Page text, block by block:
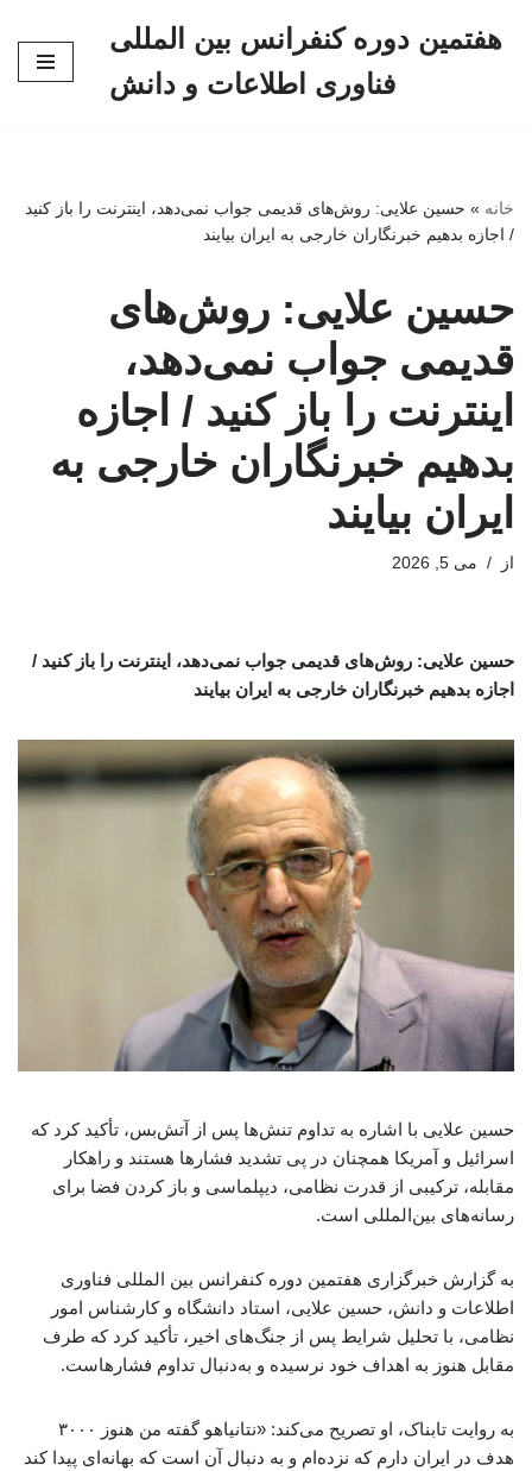
هفتمین دوره کنفرانس بین المللی
فناوری اطلاعات و دانش
خانه » حسین علایی: روش‌های قدیمی جواب نمی‌دهد، اینترنت را باز کنید
/ اجازه بدهیم خبرنگاران خارجی به ایران بیایند
حسین علایی: روش‌های
قدیمی جواب نمی‌دهد،
اینترنت را باز کنید / اجازه
بدهیم خبرنگاران خارجی به
ایران بیایند
از می 5, 2026
حسین علایی: روش‌های قدیمی جواب نمی‌دهد، اینترنت را باز کنید /
اجازه بدهیم خبرنگاران خارجی به ایران بیایند
حسین علایی با اشاره به تداوم تنش‌ها پس از آتش‌بس، تأکید کرد که
اسرائیل و آمریکا همچنان در پی تشدید فشارها هستند و راهکار
مقابله، ترکیبی از قدرت نظامی، دیپلماسی و باز کردن فضا برای
رسانه‌های بین‌المللی است.
به گزارش خبرگزاری هفتمین دوره کنفرانس بین المللی فناوری
اطلاعات و دانش، حسین علایی، استاد دانشگاه و کارشناس امور
نظامی، با تحلیل شرایط پس از جنگ‌های اخیر، تأکید کرد که طرف
مقابل هنوز به اهداف خود نرسیده و به‌دنبال تداوم فشارهاست.
به روایت تابناک، او تصریح می‌کند: «نتانیاهو گفته من هنوز ۳۰۰۰
هدف در ایران دارم که نزده‌ام و به دنبال آن است که بهانه‌ای پیدا کند